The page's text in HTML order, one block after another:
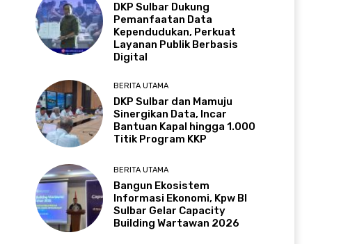
DKP Sulbar Dukung
Pemanfaatan Data
Kependudukan, Perkuat
Layanan Publik Berbasis
Digital
BERITA UTAMA
DKP Sulbar dan Mamuju
Sinergikan Data, Incar
Bantuan Kapal hingga 1.000
Titik Program KKP
BERITA UTAMA
Bangun Ekosistem
Informasi Ekonomi, Kpw BI
Sulbar Gelar Capacity
Building Wartawan 2026